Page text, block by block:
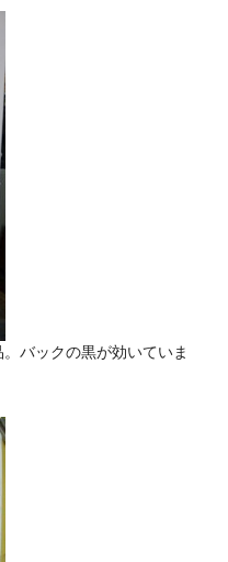
バックの黒が効いていま